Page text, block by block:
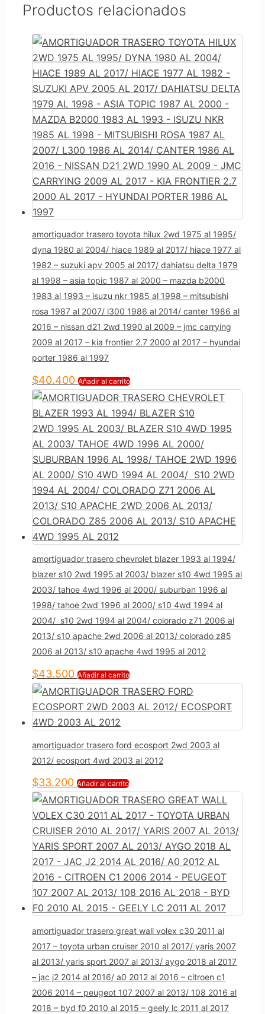
Productos relacionados
amortiguador trasero toyota hilux 2wd 1975 al 1995/
dyna 1980 al 2004/ hiace 1989 al 2017/ hiace 1977 al
1982 – suzuki apv 2005 al 2017/ dahiatsu delta 1979
al 1998 – asia topic 1987 al 2000 – mazda b2000
1983 al 1993 – isuzu nkr 1985 al 1998 – mitsubishi
rosa 1987 al 2007/ l300 1986 al 2014/ canter 1986 al
2016 – nissan d21 2wd 1990 al 2009 – jmc carrying
2009 al 2017 – kia frontier 2.7 2000 al 2017 – hyundai
porter 1986 al 1997
$40.400 Añadir al carrito
amortiguador trasero chevrolet blazer 1993 al 1994/
blazer s10 2wd 1995 al 2003/ blazer s10 4wd 1995 al
2003/ tahoe 4wd 1996 al 2000/ suburban 1996 al
1998/ tahoe 2wd 1996 al 2000/ s10 4wd 1994 al
2004/ s10 2wd 1994 al 2004/ colorado z71 2006 al
2013/ s10 apache 2wd 2006 al 2013/ colorado z85
2006 al 2013/ s10 apache 4wd 1995 al 2012
$43.500 Añadir al carrito
amortiguador trasero ford ecosport 2wd 2003 al
2012/ ecosport 4wd 2003 al 2012
$33.200 Añadir al carrito
amortiguador trasero great wall volex c30 2011 al
2017 – toyota urban cruiser 2010 al 2017/ yaris 2007
al 2013/ yaris sport 2007 al 2013/ aygo 2018 al 2017
– jac j2 2014 al 2016/ a0 2012 al 2016 – citroen c1
2006 2014 – peugeot 107 2007 al 2013/ 108 2016 al
2018 – byd f0 2010 al 2015 – geely lc 2011 al 2017